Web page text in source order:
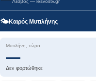
Λέσβος — lesvostv.gr
🌤️Καιρός Μυτιλήνης
Μυτιλήνη, τώρα
—
Δεν φορτώθηκε